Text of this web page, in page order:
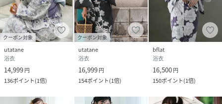
クーポン対象
utatane
浴衣
14,999円
136ポイント(1倍)
クーポン対象
utatane
浴衣
16,999円
154ポイント(1倍)
bflat
浴衣
16,500円
150ポイント(1倍)